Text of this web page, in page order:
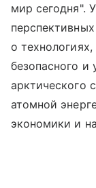
мир сегодня".
о
безопасного и
арктического
атомной
экономики и